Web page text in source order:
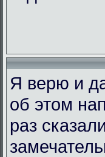
Я верю и
об этом
раз